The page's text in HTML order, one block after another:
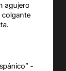
agujero
colgante